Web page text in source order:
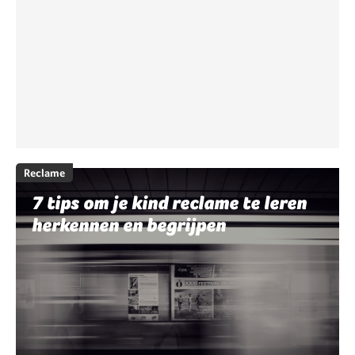
Reclame
7 tips om je kind reclame te leren
herkennen en begrijpen